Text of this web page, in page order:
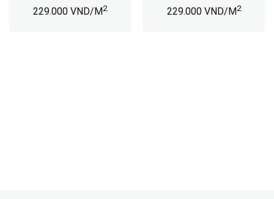
229.000 VND/M 2 229.000 VND/M 2